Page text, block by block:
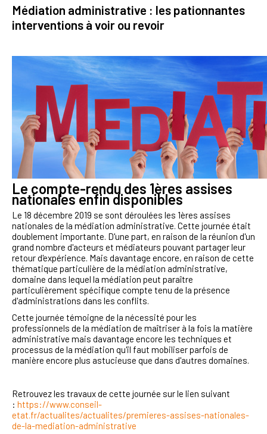
Médiation administrative : les pationnantes
interventions à voir ou revoir
Le compte-rendu des 1ères assises
nationales enfin disponibles
Le 18 décembre 2019 se sont déroulées les 1ères assises
nationales de la médiation administrative. Cette journée était
doublement importante. D'une part, en raison de la réunion d'un
grand nombre d'acteurs et médiateurs pouvant partager leur
retour d'expérience. Mais davantage encore, en raison de cette
thématique particulière de la médiation administrative,
domaine dans lequel la médiation peut paraître
particulièrement spécifique compte tenu de la présence
d'administrations dans les conflits.
Cette journée témoigne de la nécessité pour les
professionnels de la médiation de maîtriser à la fois la matière
administrative mais davantage encore les techniques et
processus de la médiation qu'il faut mobiliser parfois de
manière encore plus astucieuse que dans d'autres domaines.
Retrouvez les travaux de cette journée sur le lien suivant
: https://www.conseil-
etat.fr/actualites/actualites/premieres-assises-nationales-
de-la-mediation-administrative